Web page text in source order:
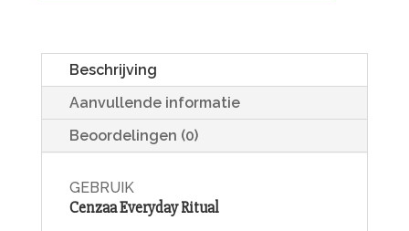
Beschrijving
Aanvullende informatie
Beoordelingen (0)
GEBRUIK
Cenzaa Everyday Ritual